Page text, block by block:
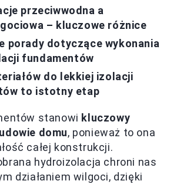
przeciwwodna a
– kluczowe różnice
porady dotyczące wykonania
fundamentów
do lekkiej izolacji
to istotny etap
stanowi kluczowy
domu, ponieważ to ona
całej konstrukcji.
hydroizolacja chroni nas
działaniem wilgoci, dzięki